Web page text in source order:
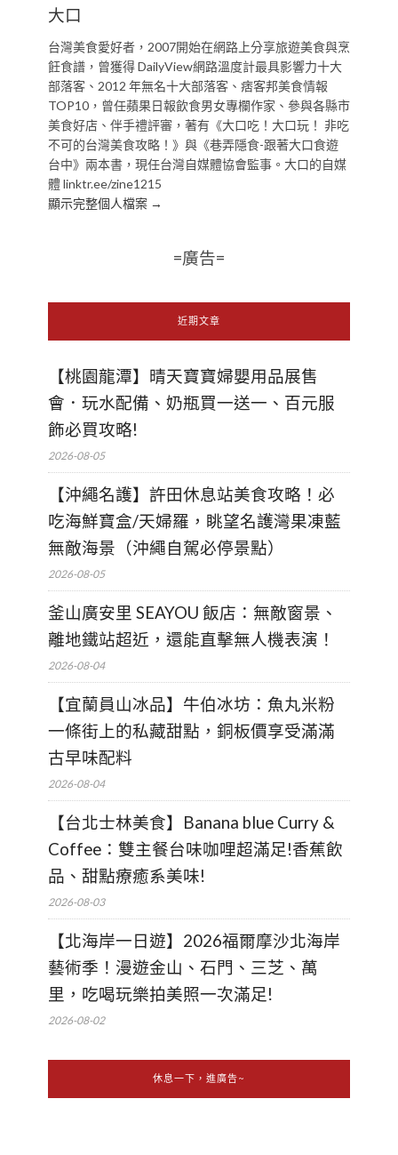
大口
台灣美食愛好者，2007開始在網路上分享旅遊美食與烹
飪食譜，曾獲得 DailyView網路溫度計最具影響力十大
部落客、2012 年無名十大部落客、痞客邦美食情報
TOP10，曾任蘋果日報飲食男女專欄作家、參與各縣市
美食好店、伴手禮評審，著有《大口吃！大口玩！ 非吃
不可的台灣美食攻略！》與《巷弄隱食-跟著大口食遊
台中》兩本書，現任台灣自媒體協會監事。大口的自媒
體 linktr.ee/zine1215
顯示完整個人檔案 →
=廣告=
近期文章
【桃園龍潭】晴天寶寶婦嬰用品展售
會．玩水配備、奶瓶買一送一、百元服
飾必買攻略!
2026-08-05
【沖繩名護】許田休息站美食攻略！必
吃海鮮寶盒/天婦羅，眺望名護灣果凍藍
無敵海景（沖繩自駕必停景點）
2026-08-05
釜山廣安里 SEAYOU 飯店：無敵窗景、
離地鐵站超近，還能直擊無人機表演！
2026-08-04
【宜蘭員山冰品】牛伯冰坊：魚丸米粉
一條街上的私藏甜點，銅板價享受滿滿
古早味配料
2026-08-04
【台北士林美食】Banana blue Curry &
Coffee：雙主餐台味咖哩超滿足!香蕉飲
品、甜點療癒系美味!
2026-08-03
【北海岸一日遊】2026福爾摩沙北海岸
藝術季！漫遊金山、石門、三芝、萬
里，吃喝玩樂拍美照一次滿足!
2026-08-02
休息一下，進廣告~